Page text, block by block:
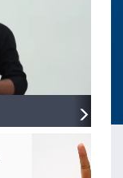
NEXT